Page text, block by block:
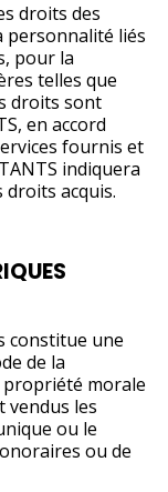
droits des
personnalité liés
pour la
telles que
droits sont
en accord
fournis et
indiquera
acquis.
constitue une
de la
morale
vendus les
ou le
ou de